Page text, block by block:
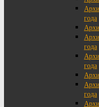
года
года
года
года